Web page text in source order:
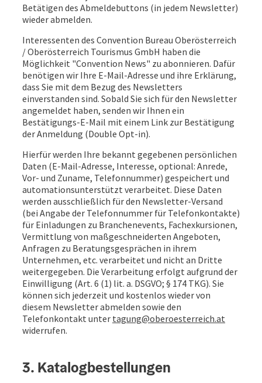
Betätigen des Abmeldebuttons (in jedem Newsletter)
wieder abmelden.
Interessenten des Convention Bureau Oberösterreich
/ Oberösterreich Tourismus GmbH haben die
Möglichkeit "Convention News" zu abonnieren. Dafür
benötigen wir Ihre E-Mail-Adresse und ihre Erklärung,
dass Sie mit dem Bezug des Newsletters
einverstanden sind. Sobald Sie sich für den Newsletter
angemeldet haben, senden wir Ihnen ein
Bestätigungs-E-Mail mit einem Link zur Bestätigung
der Anmeldung (Double Opt-in).
Hierfür werden Ihre bekannt gegebenen persönlichen
Daten (E-Mail-Adresse, Interesse, optional: Anrede,
Vor- und Zuname, Telefonnummer) gespeichert und
automationsunterstützt verarbeitet. Diese Daten
werden ausschließlich für den Newsletter-Versand
(bei Angabe der Telefonnummer für Telefonkontakte)
für Einladungen zu Branchenevents, Fachexkursionen,
Vermittlung von maßgeschneiderten Angeboten,
Anfragen zu Beratungsgesprächen in ihrem
Unternehmen, etc. verarbeitet und nicht an Dritte
weitergegeben. Die Verarbeitung erfolgt aufgrund der
Einwilligung (Art. 6 (1) lit. a. DSGVO; § 174 TKG). Sie
können sich jederzeit und kostenlos wieder von
diesem Newsletter abmelden sowie den
Telefonkontakt unter tagung@oberoesterreich.at
widerrufen.
3. Katalogbestellungen